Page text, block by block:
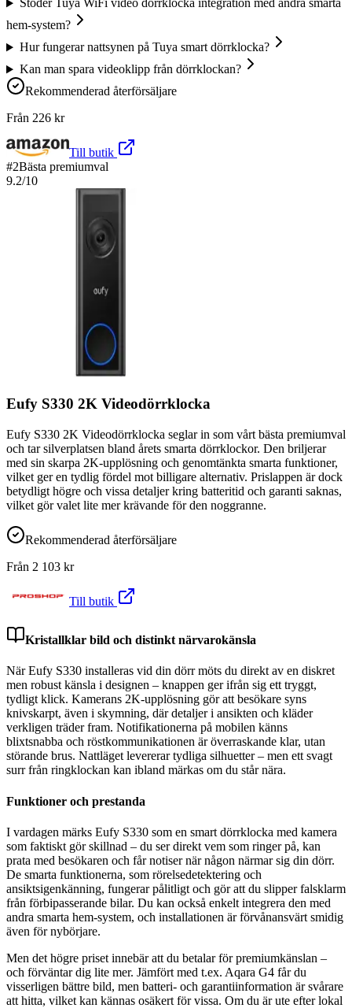
Stöder Tuya WiFi video dörrklocka integration med andra smarta
hem-system?
Hur fungerar nattsynen på Tuya smart dörrklocka?
Kan man spara videoklipp från dörrklockan?
Rekommenderad återförsäljare
Från 226 kr
Till butik
#2Bästa premiumval
9.2/10
Eufy S330 2K Videodörrklocka
Eufy S330 2K Videodörrklocka seglar in som vårt bästa premiumval
och tar silverplatsen bland årets smarta dörrklockor. Den briljerar
med sin skarpa 2K-upplösning och genomtänkta smarta funktioner,
vilket ger en tydlig fördel mot billigare alternativ. Prislappen är dock
betydligt högre och vissa detaljer kring batteritid och garanti saknas,
vilket gör valet lite mer krävande för den noggranne.
Rekommenderad återförsäljare
Från 2 103 kr
Till butik
Kristallklar bild och distinkt närvarokänsla
När Eufy S330 installeras vid din dörr möts du direkt av en diskret
men robust känsla i designen – knappen ger ifrån sig ett tryggt,
tydligt klick. Kamerans 2K-upplösning gör att besökare syns
knivskarpt, även i skymning, där detaljer i ansikten och kläder
verkligen träder fram. Notifikationerna på mobilen känns
blixtsnabba och röstkommunikationen är överraskande klar, utan
störande brus. Nattläget levererar tydliga silhuetter – men ett svagt
surr från ringklockan kan ibland märkas om du står nära.
Funktioner och prestanda
I vardagen märks Eufy S330 som en smart dörrklocka med kamera
som faktiskt gör skillnad – du ser direkt vem som ringer på, kan
prata med besökaren och får notiser när någon närmar sig din dörr.
De smarta funktionerna, som rörelsedetektering och
ansiktsigenkänning, fungerar pålitligt och gör att du slipper falsklarm
från förbipasserande bilar. Du kan också enkelt integrera den med
andra smarta hem-system, och installationen är förvånansvärt smidig
även för nybörjare.
Men det högre priset innebär att du betalar för premiumkänslan –
och förväntar dig lite mer. Jämfört med t.ex. Aqara G4 får du
visserligen bättre bild, men batteri- och garantiinformation är svårare
att hitta, vilket kan kännas osäkert för vissa. Om du är ute efter lokal